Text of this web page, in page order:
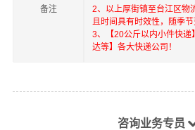
备注
2、以上厚街镇至台江区物
且时间具有时效性，随季节
3、【20公斤以内小件快递
达等】各大快递公司！
咨询业务专员